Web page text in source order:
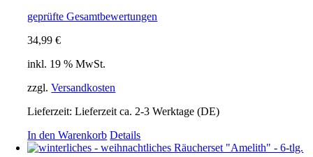
Optionen
können
geprüfte Gesamtbewertungen
34,99€
inkl. 19 % MwSt.
zzgl.Versandkosten
Lieferzeit:Lieferzeit ca. 2-3 Werktage (DE)
In den Warenkorb Details